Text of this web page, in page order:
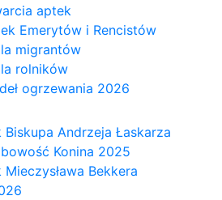
aptek
Emerytów i Rencistów
migrantów
rolników
ogrzewania 2026
Biskupa Andrzeja Łaskarza
Konina 2025
Mieczysława Bekkera